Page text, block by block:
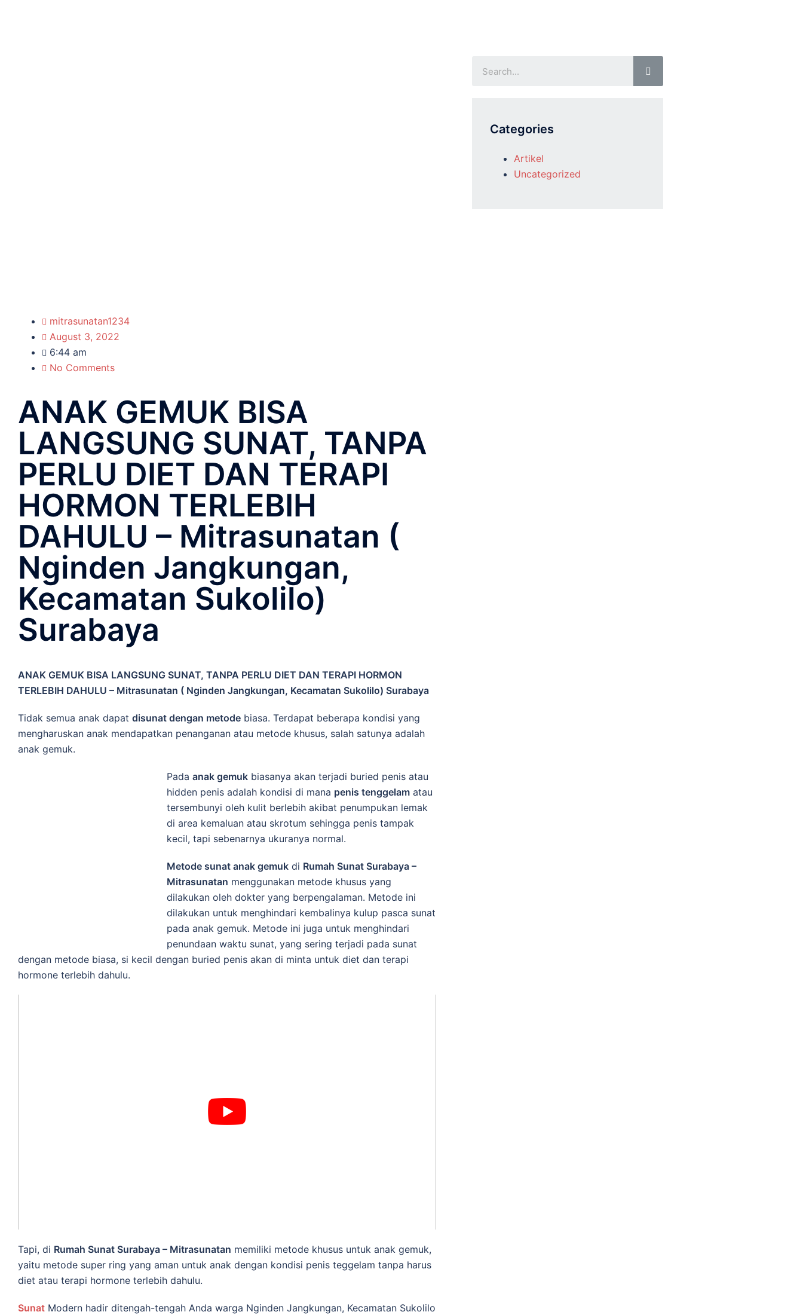
mitrasunatan1234
August 3, 2022
6:44 am
No Comments
ANAK GEMUK BISA
LANGSUNG SUNAT, TANPA
PERLU DIET DAN TERAPI
HORMON TERLEBIH
DAHULU – Mitrasunatan (
Nginden Jangkungan,
Kecamatan Sukolilo)
Surabaya
ANAK GEMUK BISA LANGSUNG SUNAT, TANPA PERLU DIET DAN TERAPI HORMON
TERLEBIH DAHULU – Mitrasunatan ( Nginden Jangkungan, Kecamatan Sukolilo) Surabaya
Tidak semua anak dapat disunat dengan metode biasa. Terdapat beberapa kondisi yang
mengharuskan anak mendapatkan penanganan atau metode khusus, salah satunya adalah
anak gemuk.
Pada anak gemuk biasanya akan terjadi buried penis atau
hidden penis adalah kondisi di mana penis tenggelam atau
tersembunyi oleh kulit berlebih akibat penumpukan lemak
di area kemaluan atau skrotum sehingga penis tampak
kecil, tapi sebenarnya ukuranya normal.
Metode sunat anak gemuk di Rumah Sunat Surabaya –
Mitrasunatan menggunakan metode khusus yang
dilakukan oleh dokter yang berpengalaman. Metode ini
dilakukan untuk menghindari kembalinya kulup pasca sunat
pada anak gemuk. Metode ini juga untuk menghindari
penundaan waktu sunat, yang sering terjadi pada sunat
dengan metode biasa, si kecil dengan buried penis akan di minta untuk diet dan terapi
hormone terlebih dahulu.
Tapi, di Rumah Sunat Surabaya – Mitrasunatan memiliki metode khusus untuk anak gemuk,
yaitu metode super ring yang aman untuk anak dengan kondisi penis teggelam tanpa harus
diet atau terapi hormone terlebih dahulu.
Sunat Modern hadir ditengah-tengah Anda warga Nginden Jangkungan, Kecamatan Sukolilo
Categories
Artikel
Uncategorized